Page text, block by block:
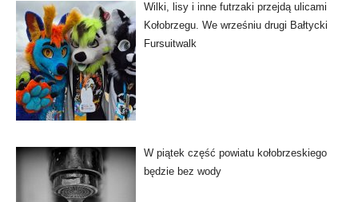
Wilki, lisy i inne futrzaki przejdą ulicami
Kołobrzegu. We wrześniu drugi Bałtycki
Fursuitwalk
W piątek część powiatu kołobrzeskiego
będzie bez wody